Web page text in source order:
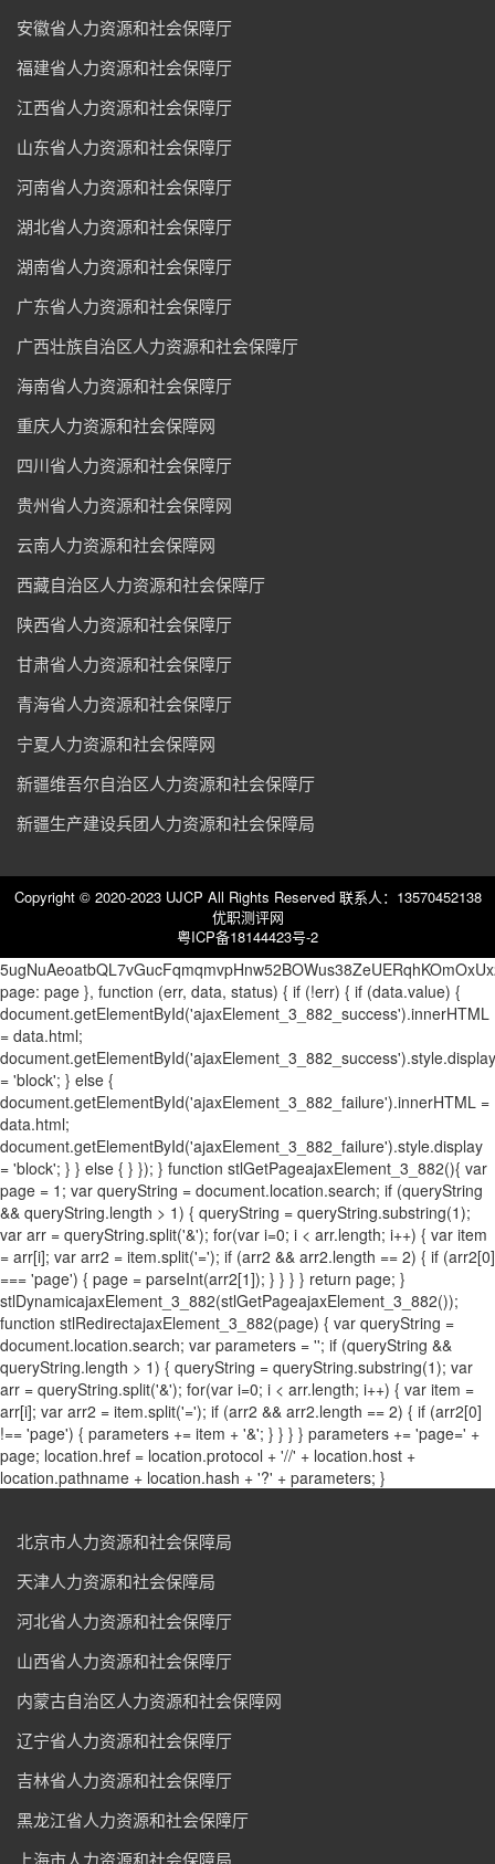
安徽省人力资源和社会保障厅
福建省人力资源和社会保障厅
江西省人力资源和社会保障厅
山东省人力资源和社会保障厅
河南省人力资源和社会保障厅
湖北省人力资源和社会保障厅
湖南省人力资源和社会保障厅
广东省人力资源和社会保障厅
广西壮族自治区人力资源和社会保障厅
海南省人力资源和社会保障厅
重庆人力资源和社会保障网
四川省人力资源和社会保障厅
贵州省人力资源和社会保障网
云南人力资源和社会保障网
西藏自治区人力资源和社会保障厅
陕西省人力资源和社会保障厅
甘肃省人力资源和社会保障厅
青海省人力资源和社会保障厅
宁夏人力资源和社会保障网
新疆维吾尔自治区人力资源和社会保障厅
新疆生产建设兵团人力资源和社会保障局
Copyright © 2020-2023 UJCP All Rights Reserved 联系人：13570452138
优职测评网
粤ICP备18144423号-2
page: page }, function (err, data, status) { if (!err) { if (data.value) {
document.getElementById('ajaxElement_3_882_success').innerHTML
= data.html;
document.getElementById('ajaxElement_3_882_success').style.display
= 'block'; } else {
document.getElementById('ajaxElement_3_882_failure').innerHTML =
data.html;
document.getElementById('ajaxElement_3_882_failure').style.display
= 'block'; } } else { } }); } function stlGetPageajaxElement_3_882(){ var
page = 1; var queryString = document.location.search; if (queryString
&& queryString.length > 1) { queryString = queryString.substring(1);
var arr = queryString.split('&'); for(var i=0; i < arr.length; i++) { var item
= arr[i]; var arr2 = item.split('='); if (arr2 && arr2.length == 2) { if (arr2[0]
=== 'page') { page = parseInt(arr2[1]); } } } } return page; }
stlDynamicajaxElement_3_882(stlGetPageajaxElement_3_882());
function stlRedirectajaxElement_3_882(page) { var queryString =
document.location.search; var parameters = ''; if (queryString &&
queryString.length > 1) { queryString = queryString.substring(1); var
arr = queryString.split('&'); for(var i=0; i < arr.length; i++) { var item =
arr[i]; var arr2 = item.split('='); if (arr2 && arr2.length == 2) { if (arr2[0]
!== 'page') { parameters += item + '&'; } } } } parameters += 'page=' +
page; location.href = location.protocol + '//' + location.host +
location.pathname + location.hash + '?' + parameters; }
北京市人力资源和社会保障局
天津人力资源和社会保障局
河北省人力资源和社会保障厅
山西省人力资源和社会保障厅
内蒙古自治区人力资源和社会保障网
辽宁省人力资源和社会保障厅
吉林省人力资源和社会保障厅
黑龙江省人力资源和社会保障厅
上海市人力资源和社会保障局